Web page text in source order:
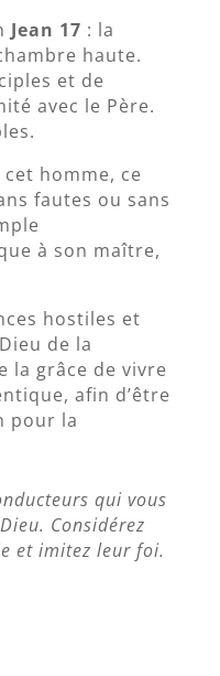
Jean 17 : la
haute.
et de
avec le Père.
cet homme, ce
fautes ou sans
à son maître,
hostiles et
de la
la grâce de vivre
afin d’être
pour la
qui vous
Considérez
et imitez leur foi.